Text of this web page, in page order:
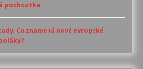
pochoutka
Co znamená nové evropské